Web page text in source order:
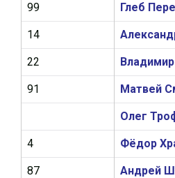
Глеб
Матвей
Олег
Фёдор
Андрей
99
14
22
91
4
87